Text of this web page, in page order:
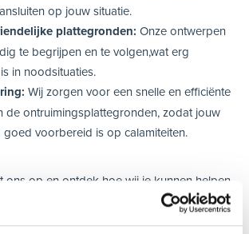
op jouw situatie.
plattegronden:Onze ontwerpen
te begrijpen en te volgen,wat erg
in noodsituaties.
Wij zorgen voor een snelle en efficiënte
de ontruimingsplattegronden, zodat jouw
goed voorbereid is op calamiteiten.
ons op en ontdek hoe wij je kunnen helpen
jouw bedrijf te verbeteren met